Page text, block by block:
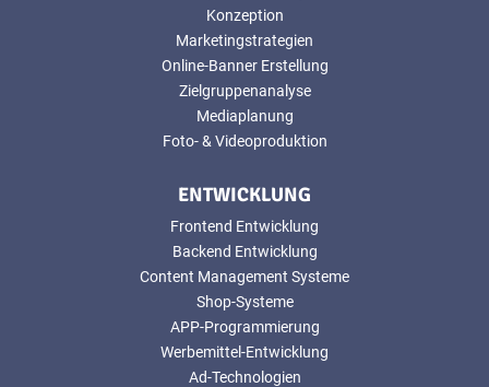
Konzeption
Marketingstrategien
Online-Banner Erstellung
Zielgruppenanalyse
Mediaplanung
Foto- & Videoproduktion
ENTWICKLUNG
Frontend Entwicklung
Backend Entwicklung
Content Management Systeme
Shop-Systeme
APP-Programmierung
Werbemittel-Entwicklung
Ad-Technologien